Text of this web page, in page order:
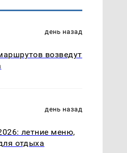
день назад
возведут
день назад
летние меню,
отдыха